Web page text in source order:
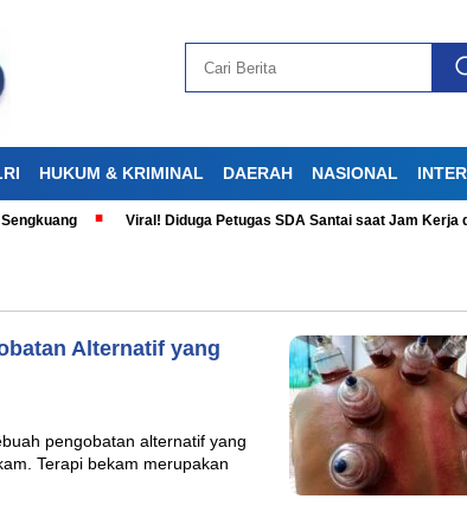
HUKUM & KRIMINAL DAERAH NASIONAL
Viral! Diduga Petugas SDA Santai saat Jam Kerja di
Alternatif yang
pengobatan alternatif yang
Terapi bekam merupakan